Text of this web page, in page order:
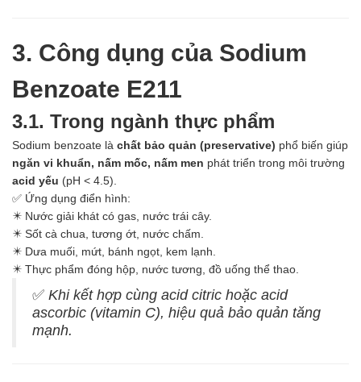
Pha sơn tĩnh điện
Dung môi khác
HƯƠNG LIỆU TINH DẦU
HÓA CHẤT CÔNG NGHIỆP
Axit
Hóa chất khác
Kiềm
Muối
Kim loại màu
Oxit kim loại
HÓA CHẤT THÍ NGHIỆM
Hóa chất thí nghiệm
Thiết bị phòng thí nghiệm
HÓA CHẤT NÔNG NGHIỆP
Nguyên liệu phân bón
Chế phẩm sinh học
Nguyên liệu chăn nuôi
3. Công dụng của Sodium
Benzoate E211
3.1. Trong ngành thực phẩm
Sodium benzoate là chất bảo quản (preservative) phổ biến giúp
ngăn vi khuẩn, nấm mốc, nấm men phát triển trong môi trường
acid yếu (pH < 4.5).
✅ Ứng dụng điển hình:
✴️ Nước giải khát có gas, nước trái cây.
✴️ Sốt cà chua, tương ớt, nước chấm.
✴️ Dưa muối, mứt, bánh ngọt, kem lạnh.
✴️ Thực phẩm đóng hộp, nước tương, đồ uống thể thao.
✅ Khi kết hợp cùng acid citric hoặc acid
ascorbic (vitamin C), hiệu quả bảo quản tăng
mạnh.